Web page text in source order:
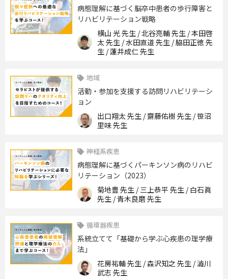
病態理解に基づく脳卒中患者の歩⾏障害と
リハビリテーション戦略
横山 光 先生 / 北谷亮輔 先生 / 本田啓
太 先生 / 水田直道 先生 / 脇田正徳 先
生 / 蓮井成仁 先生
地域
活動・参加を支援する訪問リハビリテーシ
ョン
出口翔太 先生 / 齋藤佑樹 先生 / 笹沼
里味 先生
神経系疾患
病態理解に基づくパーキンソン病のリハビ
リテーション（2023）
菊地豊 先生 / 三上恭平 先生 / 白石眞
先生 / 青木良磨 先生
循環器疾患
系統立てて「基礎から学ぶ心疾患の理学療
法」
花房祐輔 先生 / 森沢知之 先生 / 澁川
武志 先生